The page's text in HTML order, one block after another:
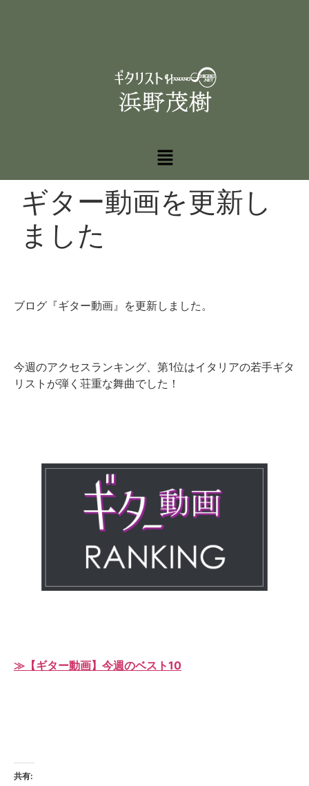
ギター動画を更新し
ました
ブログ『ギター動画』を更新しました。
今週のアクセスランキング、第1位はイタリアの若手ギタ
リストが弾く荘重な舞曲でした！
≫【ギター動画】今週のベスト10
共有: